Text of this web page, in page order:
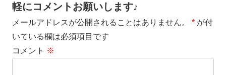
軽にコメントお願いします♪
メールアドレスが公開されることはありません。 * が付
いている欄は必須項目です
コメント ※